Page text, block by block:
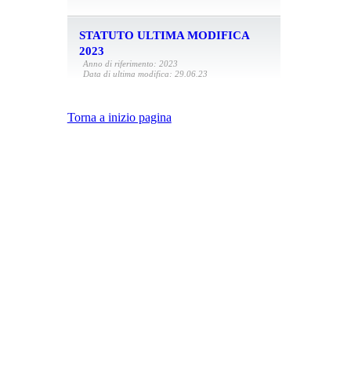
STATUTO ULTIMA MODIFICA
2023
Anno di riferimento: 2023
Data di ultima modifica: 29.06.23
Torna a inizio pagina